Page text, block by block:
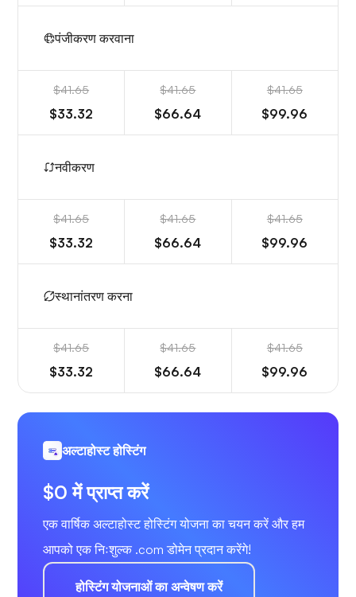
पंजीकरण करवाना
$41.65
$33.32
$41.65
$66.64
$41.65
$99.96
नवीकरण
$41.65
$33.32
$41.65
$66.64
$41.65
$99.96
स्थानांतरण करना
$41.65
$33.32
$41.65
$66.64
$41.65
$99.96
अल्टाहोस्ट होस्टिंग
$0 में प्राप्त करें
एक वार्षिक अल्टाहोस्ट होस्टिंग योजना का चयन करें और हम
आपको एक निःशुल्क .com डोमेन प्रदान करेंगे!
होस्टिंग योजनाओं का अन्वेषण करें